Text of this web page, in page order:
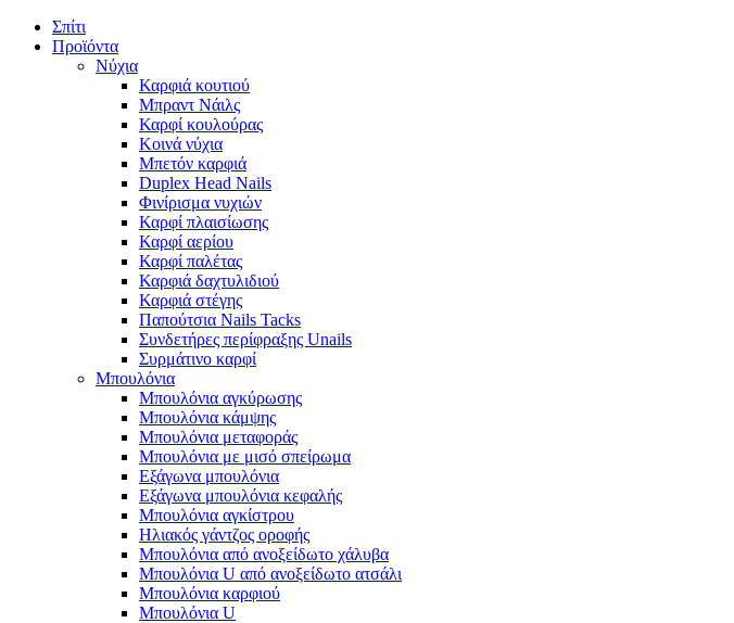
Σπίτι
Προϊόντα
Νύχια
Καρφιά κουτιού
Μπραντ Νάιλς
Καρφί κουλούρας
Κοινά νύχια
Μπετόν καρφιά
Duplex Head Nails
Φινίρισμα νυχιών
Καρφί πλαισίωσης
Καρφί αερίου
Καρφί παλέτας
Καρφιά δαχτυλιδιού
Καρφιά στέγης
Παπούτσια Nails Tacks
Συνδετήρες περίφραξης Unails
Συρμάτινο καρφί
Μπουλόνια
Μπουλόνια αγκύρωσης
Μπουλόνια κάμψης
Μπουλόνια μεταφοράς
Μπουλόνια με μισό σπείρωμα
Εξάγωνα μπουλόνια
Εξάγωνα μπουλόνια κεφαλής
Μπουλόνια αγκίστρου
Ηλιακός γάντζος οροφής
Μπουλόνια από ανοξείδωτο χάλυβα
Μπουλόνια U από ανοξείδωτο ατσάλι
Μπουλόνια καρφιού
Μπουλόνια U